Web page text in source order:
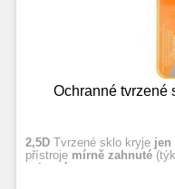
Ochranné tvrzené
2,5D Tvrzené sklo kryje jen
přístroje mírně zahnuté
zahnutím.